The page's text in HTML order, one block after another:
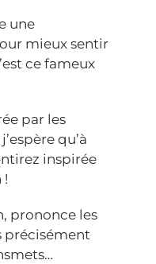
une
mieux sentir
ce fameux
par les
qu’à
inspirée
!
prononce les
précisément